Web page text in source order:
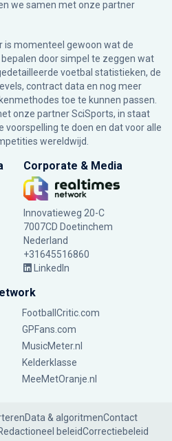
we samen met onze partner
is momenteel gewoon wat de
door simpel te zeggen wat
voetbal statistieken, de
contract data en nog meer
toe te kunnen passen.
onze partner SciSports, in staat
te doen en dat voor alle
wereldwijd.
Corporate & Media
Innovatieweg 20-C
7007CD Doetinchem
Nederland
+31645516860
LinkedIn
FootballCritic.com
GPFans.com
MusicMeter.nl
Kelderklasse
MeeMetOranje.nl
Data & algoritmenContact
beleidCorrectiebeleid